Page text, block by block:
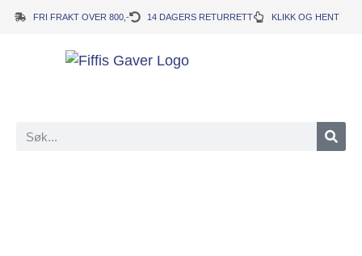
FRI FRAKT OVER 800,- 14 DAGERS RETURRETT KLIKK OG HENT